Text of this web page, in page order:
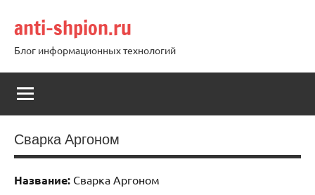
содержимому
anti-shpion.ru
Блог информационных технологий
Сварка Аргоном
Название: Сварка Аргоном